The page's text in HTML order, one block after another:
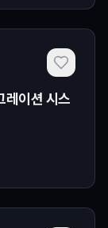
레이션 시스